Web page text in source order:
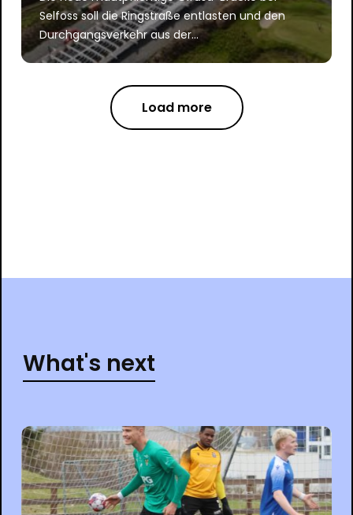
Selfoss soll die Ringstraße entlasten und den
Durchgangsverkehr aus der...
Load more
What's next